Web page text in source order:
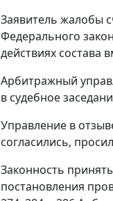
Заявитель жалобы
Федерального
действиях состава
Арбитражный
в судебное
Управление в
согласились,
Законность
постановления